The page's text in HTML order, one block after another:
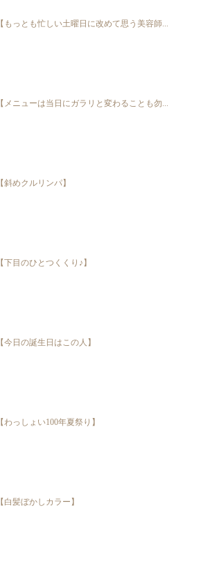
【もっとも忙しい土曜日に改めて思う美容師...
【メニューは当日にガラリと変わることも勿...
【斜めクルリンパ】
【下目のひとつくくり♪】
【今日の誕生日はこの人】
【わっしょい100年夏祭り】
【白髪ぼかしカラー】